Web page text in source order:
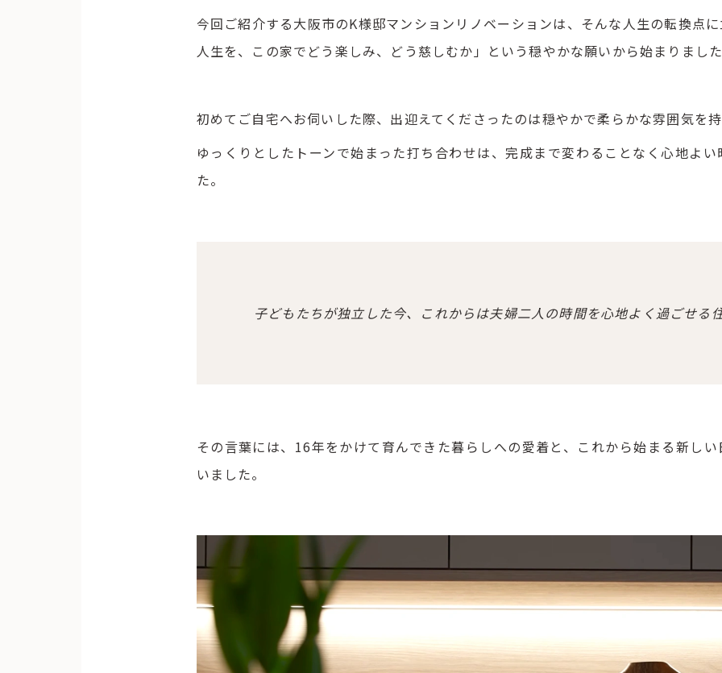
今回ご紹介する大阪市のK様邸マンションリノベーションは、そんな人生の転換点
人生を、この家でどう楽しみ、どう慈しむか」という穏やかな願いから始まりました
初めてご自宅へお伺いした際、出迎えてくださったのは穏やかで柔らかな雰囲気を持
ゆっくりとしたトーンで始まった打ち合わせは、完成まで変わることなく心地よ
た。
子どもたちが独立した今、これからは夫婦二人の時間を心地よく過ごせる
その言葉には、16年をかけて育んできた暮らしへの愛着と、これから始まる新し
いました。